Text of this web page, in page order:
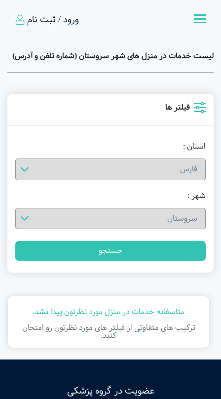
ورود / ثبت نام
لیست خدمات در منزل های شهر سروستان (شماره تلفن و آدرس)
فیلتر ها
استان :
شهر :
جستجو
متاسفانه خدمات در منزل مورد نظرتون پیدا نشد.
ترکیب های متفاوتی از فیلتر ‌های مورد نظرتون رو امتحان
کنید.
عضویت در گروه پزشکی